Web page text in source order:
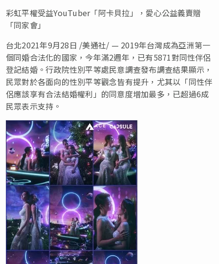
彩虹平權受益YouTuber「阿卡貝拉」，愛心公益義賣贈
「同家會」
台北2021年9月28日 /美通社/ — 2019年台灣成為亞洲第一
個同婚合法化的國家，今年滿2週年，已有5871對同性伴侶
登記結婚。行政院性別平等處民意調查發布調查結果顯示，
民眾對於各面向的性別平等觀念皆有提升，尤其以「同性伴
侶應該享有合法結婚權利」的同意度增加最多，已超過6成
民眾表示支持。